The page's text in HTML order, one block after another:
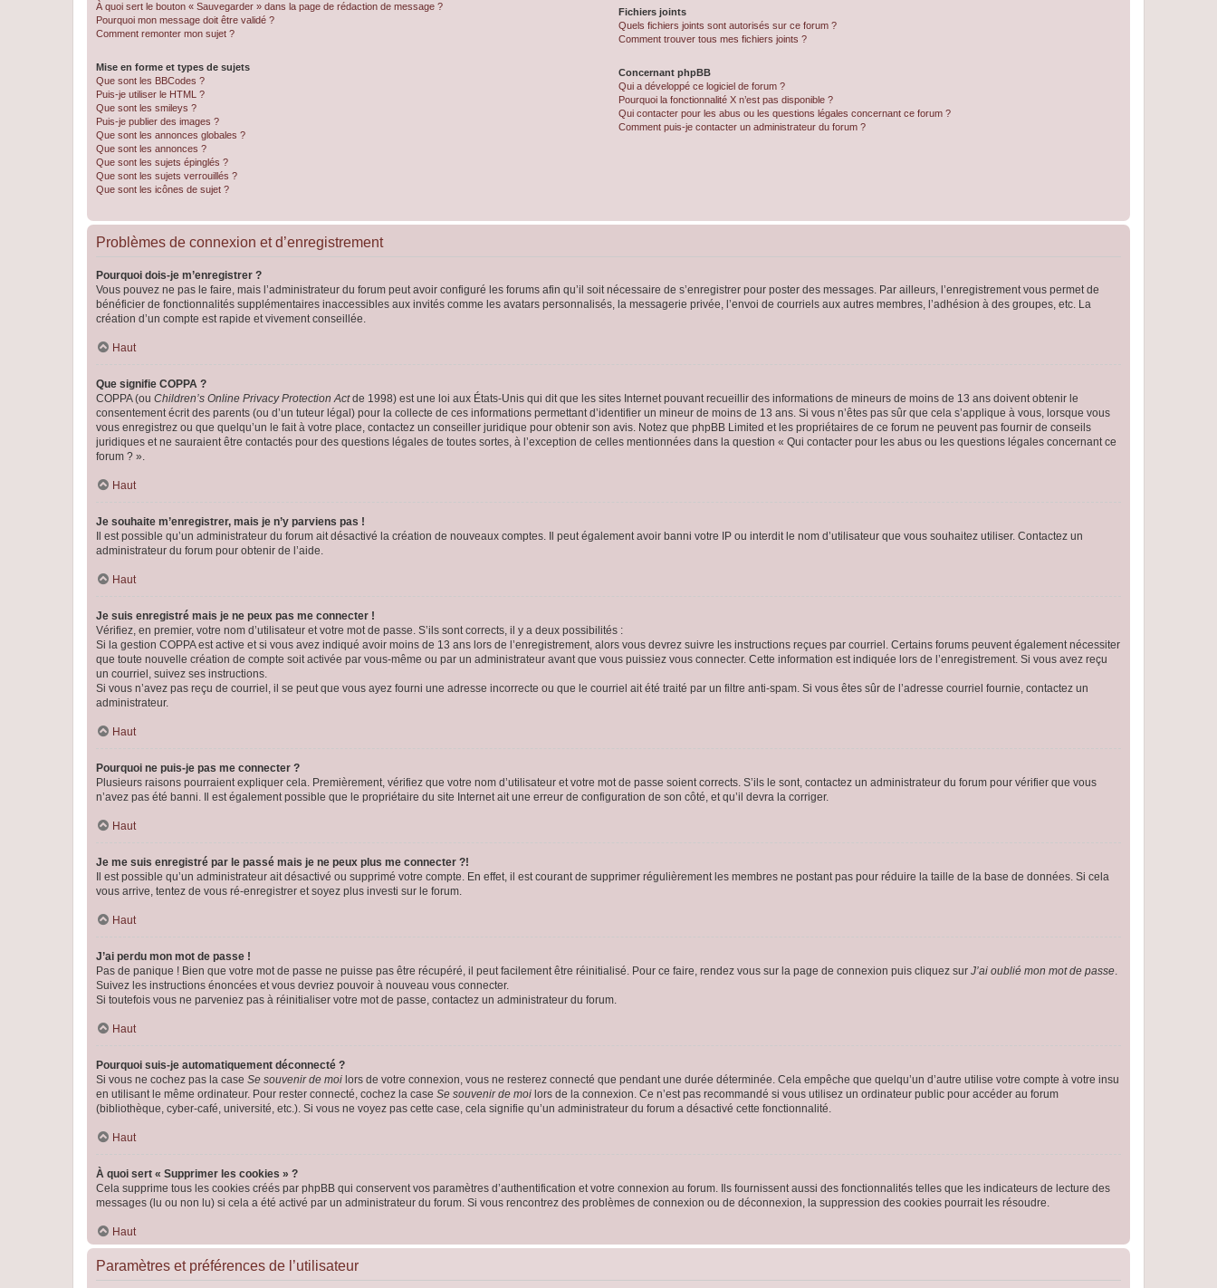
À quoi sert le bouton « Sauvegarder » dans la page de rédaction de message ?
Pourquoi mon message doit être validé ?
Comment remonter mon sujet ?
Mise en forme et types de sujets
Que sont les BBCodes ?
Puis-je utiliser le HTML ?
Que sont les smileys ?
Puis-je publier des images ?
Que sont les annonces globales ?
Que sont les annonces ?
Que sont les sujets épinglés ?
Que sont les sujets verrouillés ?
Que sont les icônes de sujet ?
Fichiers joints
Quels fichiers joints sont autorisés sur ce forum ?
Comment trouver tous mes fichiers joints ?
Concernant phpBB
Qui a développé ce logiciel de forum ?
Pourquoi la fonctionnalité X n’est pas disponible ?
Qui contacter pour les abus ou les questions légales concernant ce forum ?
Comment puis-je contacter un administrateur du forum ?
Problèmes de connexion et d’enregistrement
Pourquoi dois-je m’enregistrer ?
Vous pouvez ne pas le faire, mais l’administrateur du forum peut avoir configuré les forums afin qu’il soit nécessaire de s’enregistrer pour poster des messages. Par ailleurs, l’enregistrement vous permet de
bénéficier de fonctionnalités supplémentaires inaccessibles aux invités comme les avatars personnalisés, la messagerie privée, l’envoi de courriels aux autres membres, l’adhésion à des groupes, etc. La
création d’un compte est rapide et vivement conseillée.
Haut
Que signifie COPPA ?
COPPA (ou Children’s Online Privacy Protection Actde 1998) est une loi aux États-Unis qui dit que les sites Internet pouvant recueillir des informations de mineurs de moins de 13 ans doivent obtenir le
consentement écrit des parents (ou d’un tuteur légal) pour la collecte de ces informations permettant d’identifier un mineur de moins de 13 ans. Si vous n’êtes pas sûr que cela s’applique à vous, lorsque vous
vous enregistrez ou que quelqu’un le fait à votre place, contactez un conseiller juridique pour obtenir son avis. Notez que phpBB Limited et les propriétaires de ce forum ne peuvent pas fournir de conseils
juridiques et ne sauraient être contactés pour des questions légales de toutes sortes, à l’exception de celles mentionnées dans la question « Qui contacter pour les abus ou les questions légales concernant ce
forum ? ».
Haut
Je souhaite m’enregistrer, mais je n’y parviens pas !
Il est possible qu’un administrateur du forum ait désactivé la création de nouveaux comptes. Il peut également avoir banni votre IP ou interdit le nom d’utilisateur que vous souhaitez utiliser. Contactez un
administrateur du forum pour obtenir de l’aide.
Haut
Je suis enregistré mais je ne peux pas me connecter !
Vérifiez, en premier, votre nom d’utilisateur et votre mot de passe. S’ils sont corrects, il y a deux possibilités :
Si la gestion COPPA est active et si vous avez indiqué avoir moins de 13 ans lors de l’enregistrement, alors vous devrez suivre les instructions reçues par courriel. Certains forums peuvent également nécessiter
que toute nouvelle création de compte soit activée par vous-même ou par un administrateur avant que vous puissiez vous connecter. Cette information est indiquée lors de l’enregistrement. Si vous avez reçu
un courriel, suivez ses instructions.
Si vous n’avez pas reçu de courriel, il se peut que vous ayez fourni une adresse incorrecte ou que le courriel ait été traité par un filtre anti-spam. Si vous êtes sûr de l’adresse courriel fournie, contactez un
administrateur.
Haut
Pourquoi ne puis-je pas me connecter ?
Plusieurs raisons pourraient expliquer cela. Premièrement, vérifiez que votre nom d’utilisateur et votre mot de passe soient corrects. S’ils le sont, contactez un administrateur du forum pour vérifier que vous
n’avez pas été banni. Il est également possible que le propriétaire du site Internet ait une erreur de configuration de son côté, et qu’il devra la corriger.
Haut
Je me suis enregistré par le passé mais je ne peux plus me connecter ?!
Il est possible qu’un administrateur ait désactivé ou supprimé votre compte. En effet, il est courant de supprimer régulièrement les membres ne postant pas pour réduire la taille de la base de données. Si cela
vous arrive, tentez de vous ré-enregistrer et soyez plus investi sur le forum.
Haut
J’ai perdu mon mot de passe !
Pas de panique ! Bien que votre mot de passe ne puisse pas être récupéré, il peut facilement être réinitialisé. Pour ce faire, rendez vous sur la page de connexion puis cliquez sur J’ai oublié mon mot de passe.
Suivez les instructions énoncées et vous devriez pouvoir à nouveau vous connecter.
Si toutefois vous ne parveniez pas à réinitialiser votre mot de passe, contactez un administrateur du forum.
Haut
Pourquoi suis-je automatiquement déconnecté ?
Si vous ne cochez pas la case Se souvenir de moi lors de votre connexion, vous ne resterez connecté que pendant une durée déterminée. Cela empêche que quelqu’un d’autre utilise votre compte à votre insu
en utilisant le même ordinateur. Pour rester connecté, cochez la case Se souvenir de moi lors de la connexion. Ce n’est pas recommandé si vous utilisez un ordinateur public pour accéder au forum
(bibliothèque, cyber-café, université, etc.). Si vous ne voyez pas cette case, cela signifie qu’un administrateur du forum a désactivé cette fonctionnalité.
Haut
À quoi sert « Supprimer les cookies » ?
Cela supprime tous les cookies créés par phpBB qui conservent vos paramètres d’authentification et votre connexion au forum. Ils fournissent aussi des fonctionnalités telles que les indicateurs de lecture des
messages (lu ou non lu) si cela a été activé par un administrateur du forum. Si vous rencontrez des problèmes de connexion ou de déconnexion, la suppression des cookies pourrait les résoudre.
Haut
Paramètres et préférences de l’utilisateur